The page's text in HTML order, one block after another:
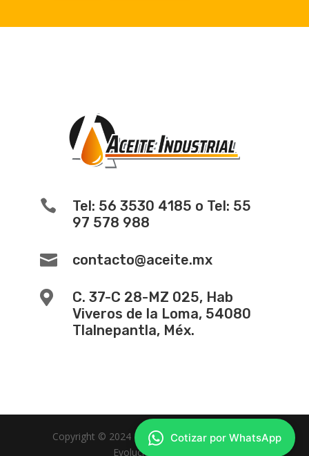

Tel: 56 3530 4185 o Tel: 55
97 578 988
 contacto@aceite.mx

C. 37-C 28-MZ 025, Hab
Viveros de la Loma, 54080
Tlalnepantla, Méx.
Copyright © 2024 -
Diseño de Paginas Web
Evolucion Web MX
Cotizar por WhatsApp